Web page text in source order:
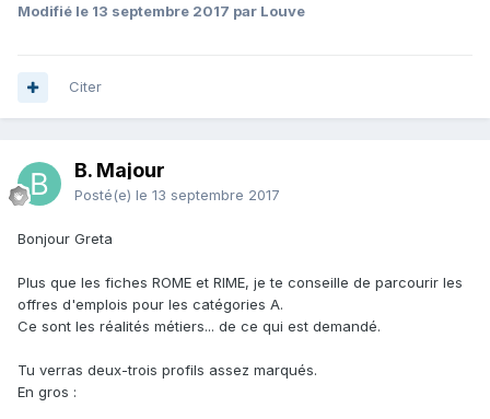
Modifié le 13 septembre 2017 par Louve
Citer
B. Majour
Posté(e) le 13 septembre 2017
Bonjour Greta
Plus que les fiches ROME et RIME, je te conseille de parcourir les
offres d'emplois pour les catégories A.
Ce sont les réalités métiers... de ce qui est demandé.
Tu verras deux-trois profils assez marqués.
En gros :